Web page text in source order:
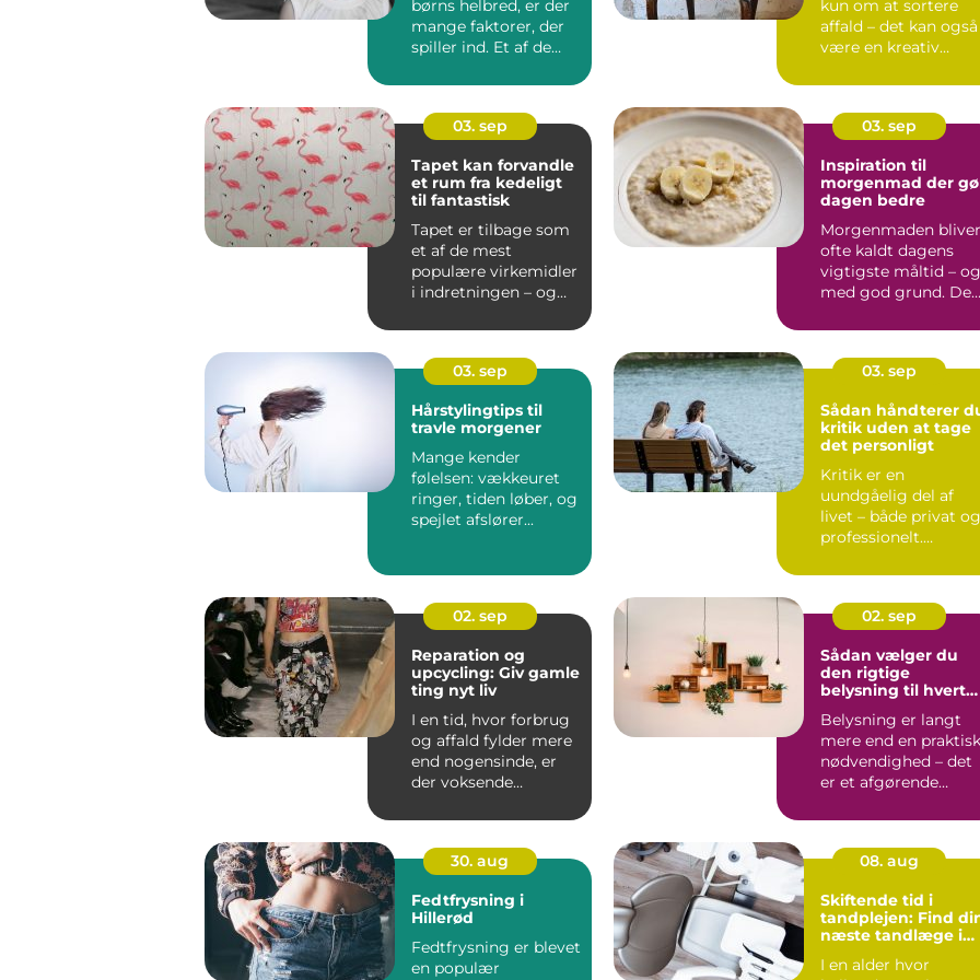
børns helbred, er der
mange faktorer, der
spiller ind. Et af de
kun om at sortere
affald – det kan også
være en kreativ
03. sep
Tapet kan forvandle
et rum fra kedeligt
til fantastisk
Tapet er tilbage som
et af de mest
populære virkemidler
i indretningen – og
03. sep
Inspiration til
morgenmad der
dagen bedre
Morgenmaden bliver
ofte kaldt dagens
vigtigste måltid – og
med god grund. Den
03. sep
Hårstylingtips til
travle morgener
Mange kender
følelsen: vækkeuret
ringer, tiden løber, og
spejlet afslører...
03. sep
Sådan håndterer
kritik uden at tage
det personligt
Kritik er en
uundgåelig del af
livet – både privat og
professionelt.
02. sep
Reparation og
upcycling: Giv gamle
ting nyt liv
I en tid, hvor forbrug
og affald fylder mere
end nogensinde, er
der voksende
t&aeli...
02. sep
Sådan vælger du
den rigtige
belysning til hvert
Belysning er langt
mere end en praktisk
nødvendighed – det
er et afgørende
30. aug
Fedtfrysning i
Hillerød
Fedtfrysning er blevet
en populær
08. aug
Skiftende tid i
tandplejen: Find
næste tandlæge i
I en alder hvor